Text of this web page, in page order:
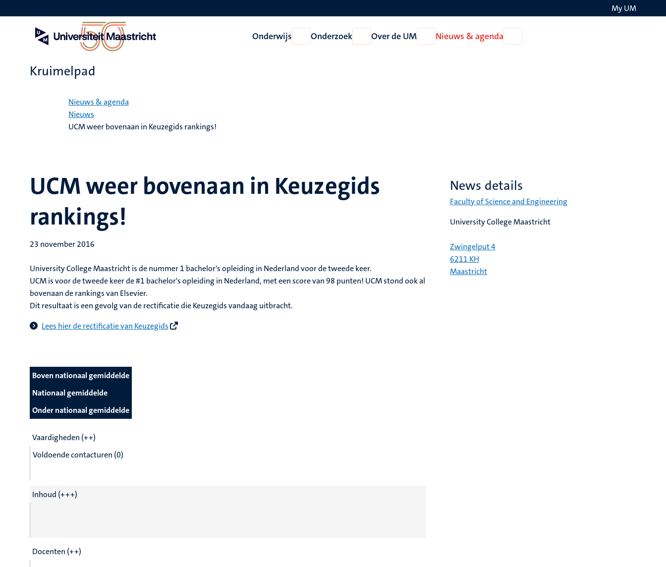
en
My UM
Onderwijs
Open
Onderwijs
Onderzoek
Open
Onderzoek
Over de UM
Open
Over
Nieuws & agenda
Nieuws
Kruimelpad
Nieuws & agenda
Nieuws
UCM weer bovenaan in Keuzegids rankings!
UCM weer bovenaan in Keuzegids
rankings!
23 november 2016
University College Maastricht is de nummer 1 bachelor's opleiding in Nederland voor de tweede keer.
UCM is voor de tweede keer de #1 bachelor's opleiding in Nederland, met een score van 98 punten! UCM stond ook al
bovenaan de rankings van Elsevier.
Dit resultaat is een gevolg van de rectificatie die Keuzegids vandaag uitbracht.
Lees hier de rectificatie van Keuzegids
Boven nationaal gemiddelde
Nationaal gemiddelde
Onder nationaal gemiddelde
Vaardigheden (++)
Voldoende contacturen (0)
Inhoud (+++)
Docenten (++)
News details
Faculty of Science and Engineering
University College Maastricht
Zwingelput 4
6211 KH
Maastricht